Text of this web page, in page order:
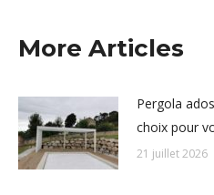
More Articles
Pergola
choix pour
21 juillet 2026